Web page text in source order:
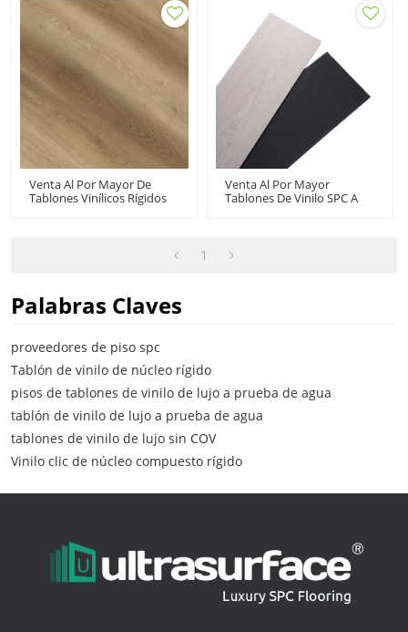
Venta Al Por Mayor De
Tablones Vinílicos Rígidos
Venta Al Por Mayor
Tablones De Vinilo SPC A
Comercial Durabilidad
1
Palabras Claves
proveedores de piso spc
Tablón de vinilo de núcleo rígido
pisos de tablones de vinilo de lujo a prueba de agua
tablón de vinilo de lujo a prueba de agua
tablones de vinilo de lujo sin COV
Vinilo clic de núcleo compuesto rígido